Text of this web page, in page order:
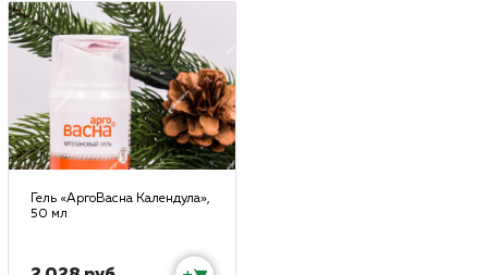
Гель «АргоВасна Календула»,
50 мл